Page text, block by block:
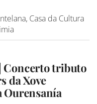
Casa da Cultura
Concerto tributo
da Xove
Ourensanía